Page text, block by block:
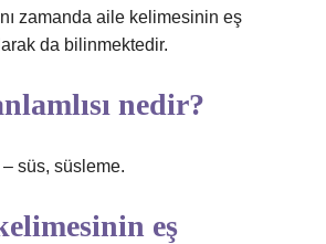
zamanda aile kelimesinin eş
da bilinmektedir.
nedir?
süs, süsleme.
eş